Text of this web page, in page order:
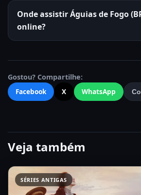
Onde assistir Águias de Fogo
online?
Gostou? Compartilhe:
Facebook
X WhatsApp
Veja também
SÉRIES ANTIGAS